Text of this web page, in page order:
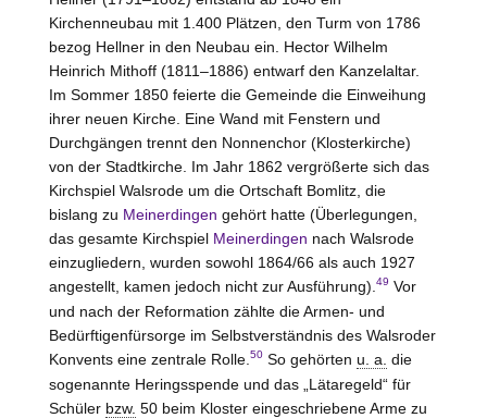
Kirchenneubau mit 1.400 Plätzen, den Turm von 1786
bezog Hellner in den Neubau ein. Hector Wilhelm
Heinrich Mithoff (1811–1886) entwarf den Kanzelaltar.
Im Sommer 1850 feierte die Gemeinde die Einweihung
ihrer neuen Kirche. Eine Wand mit Fenstern und
Durchgängen trennt den Nonnenchor (Klosterkirche)
von der Stadtkirche. Im Jahr 1862 vergrößerte sich das
Kirchspiel Walsrode um die Ortschaft Bomlitz, die
bislang zu Meinerdingen gehört hatte (Überlegungen,
das gesamte Kirchspiel Meinerdingen nach Walsrode
einzugliedern, wurden sowohl 1864/66 als auch 1927
angestellt, kamen jedoch nicht zur Ausführung). 49 Vor
und nach der Reformation zählte die Armen- und
Bedürftigenfürsorge im Selbstverständnis des Walsroder
Konvents eine zentrale Rolle. 50So gehörten u. a. die
sogenannte Heringsspende und das „Lätaregeld“ für
Schüler bzw. 50 beim Kloster eingeschriebene Arme zu